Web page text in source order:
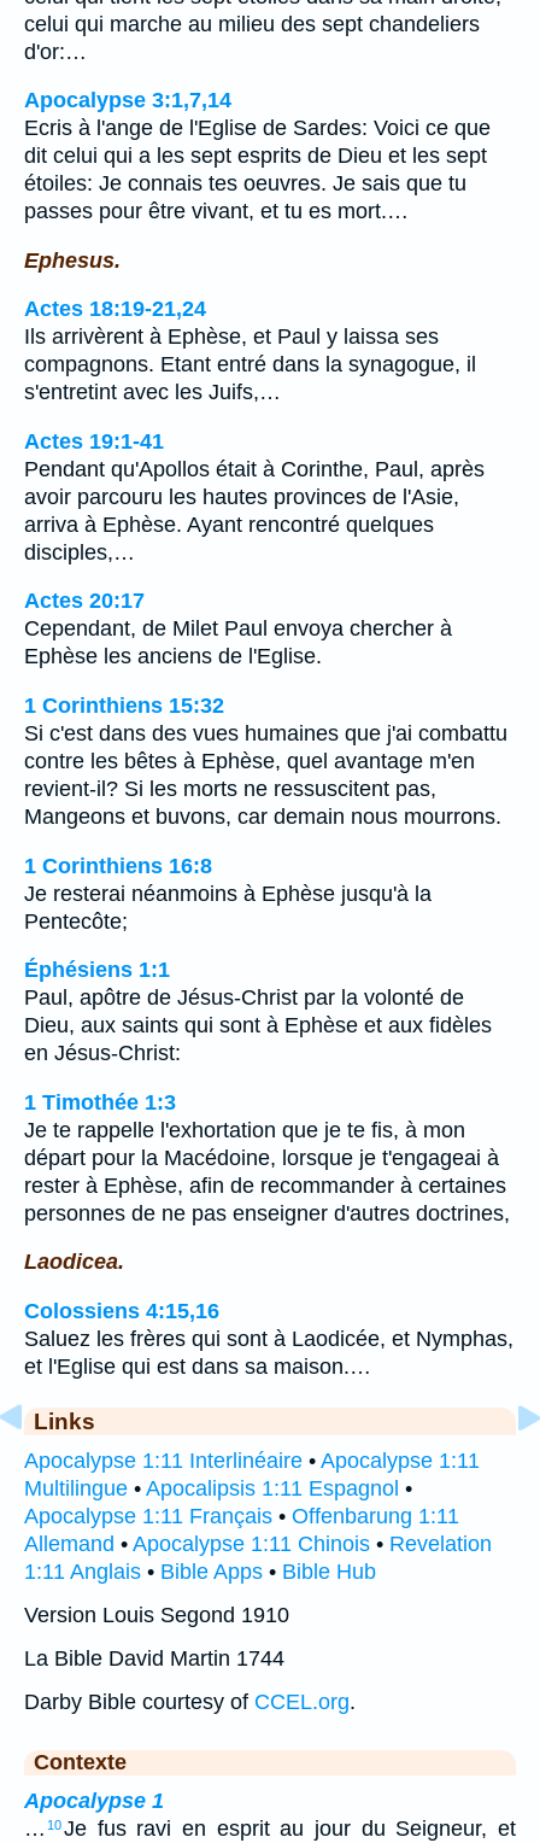
celui qui marche au milieu des sept chandeliers
d'or:…
Apocalypse 3:1,7,14
Ecris à l'ange de l'Eglise de Sardes: Voici ce que
dit celui qui a les sept esprits de Dieu et les sept
étoiles: Je connais tes oeuvres. Je sais que tu
passes pour être vivant, et tu es mort.…
Ephesus.
Actes 18:19-21,24
Ils arrivèrent à Ephèse, et Paul y laissa ses
compagnons. Etant entré dans la synagogue, il
s'entretint avec les Juifs,…
Actes 19:1-41
Pendant qu'Apollos était à Corinthe, Paul, après
avoir parcouru les hautes provinces de l'Asie,
arriva à Ephèse. Ayant rencontré quelques
disciples,…
Actes 20:17
Cependant, de Milet Paul envoya chercher à
Ephèse les anciens de l'Eglise.
1 Corinthiens 15:32
Si c'est dans des vues humaines que j'ai combattu
contre les bêtes à Ephèse, quel avantage m'en
revient-il? Si les morts ne ressuscitent pas,
Mangeons et buvons, car demain nous mourrons.
1 Corinthiens 16:8
Je resterai néanmoins à Ephèse jusqu'à la
Pentecôte;
Éphésiens 1:1
Paul, apôtre de Jésus-Christ par la volonté de
Dieu, aux saints qui sont à Ephèse et aux fidèles
en Jésus-Christ:
1 Timothée 1:3
Je te rappelle l'exhortation que je te fis, à mon
départ pour la Macédoine, lorsque je t'engageai à
rester à Ephèse, afin de recommander à certaines
personnes de ne pas enseigner d'autres doctrines,
Laodicea.
Colossiens 4:15,16
Saluez les frères qui sont à Laodicée, et Nymphas,
et l'Eglise qui est dans sa maison.…
Links
Apocalypse 1:11 Interlinéaire • Apocalypse 1:11
Multilingue • Apocalipsis 1:11 Espagnol •
Apocalypse 1:11 Français • Offenbarung 1:11
Allemand • Apocalypse 1:11 Chinois • Revelation
1:11 Anglais • Bible Apps • Bible Hub
Version Louis Segond 1910
La Bible David Martin 1744
Darby Bible courtesy of CCEL.org.
Contexte
Apocalypse 1
… 10Je fus ravi en esprit au jour du Seigneur, et